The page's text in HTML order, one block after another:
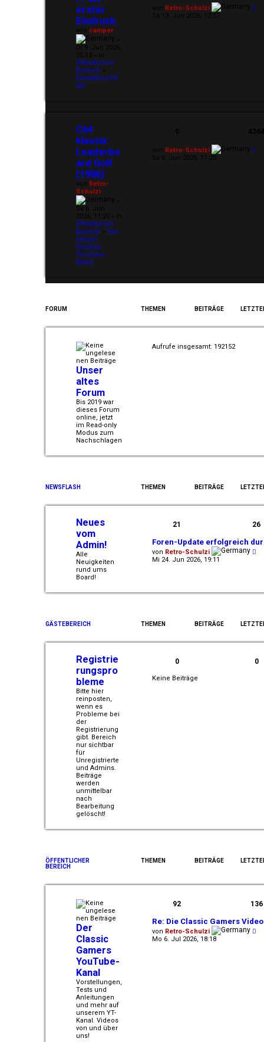
erster
Eindruck
camper
Öffentlicher
Bereich
Emulation/FP
GA
Retro-Schulzi
C64
klassix:
Leaderbo
ard Golf
(1986)
Retro-
Schulzi
Öffentlicher
Bereich
Der
Classic
Gamers
YouTube-
Kanal
Retro-Schulzi
FORUM THEMEN BEITRÄGE
Unser
altes
Forum
Bis 2019 war
dieses Forum
online, jetzt
im Read-only
Modus zum
Nachschlagen
Aufrufe insgesamt: 192152
NEWSFLASH THEMEN BEITRÄGE
Neues
vom
Admin!
Alle
Neuigkeiten
rund ums
Board!
21 26
Foren-Update erfolgreich
von Retro-Schulzi
e
i
r
g
Mi 24. Jun 2026, 19:11
GÄSTEBEREICH THEMEN BEITRÄGE
Registrie
rungspro
bleme
Bitte hier
reinposten,
wenn es
Probleme bei
der
Registrierung
gibt. Bereich
nur sichtbar
für
Unregistrierte
und Admins.
Beiträge
werden
unmittelbar
nach
Bearbeitung
gelöscht!
0 0
Keine Beiträge
ÖFFENTLICHER
BEREICH
THEMEN BEITRÄGE
Der
Classic
Gamers
YouTube-
Kanal
Vorstellungen,
Tests und
Anleitungen
und mehr auf
unserem YT-
Kanal. Videos
von und über
uns!
92 136
Re: Die Classic Gamers
von Retro-Schulzi
Mo 6. Jul 2026, 18:18